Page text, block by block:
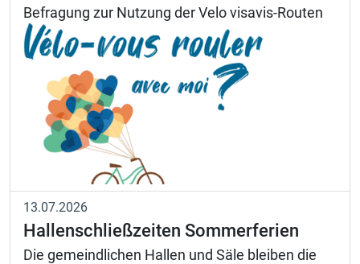
Befragung zur Nutzung der Velo visavis-Routen
13.07.2026
Hallenschließzeiten Sommerferien
Die gemeindlichen Hallen und Säle bleiben die